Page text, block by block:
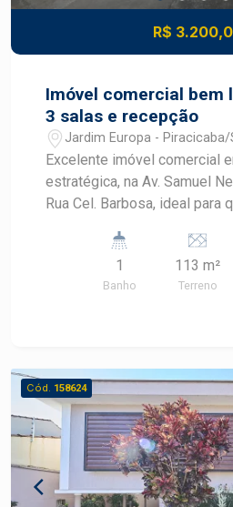
R$
Imóvel comercial bem
3 salas e recepção
Jardim Europa - Piracicaba/
Excelente imóvel comercial
estratégica, na Av. Samuel
Rua Cel. Barbosa, ideal para
* 3 salas amplas, todas com
Recepção com ar-
mais conforto aos clientes; *
buscam uma localização
uma visita e conheça este
o seu negócio!
1
Banho
113 m²
Terreno
Cód. 158624